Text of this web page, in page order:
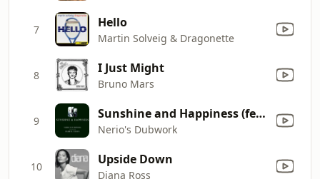
7 Hello
Martin Solveig & Dragonette
8 I Just Might
Bruno Mars
9 Sunshine and Happiness (feat. Darryl Pandy) [R'n'b Steve Dub Mix]
Nerio's Dubwork
10 Upside Down
Diana Ross